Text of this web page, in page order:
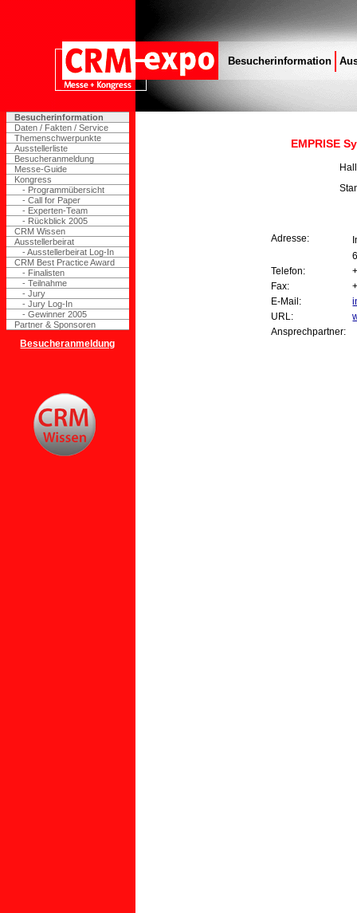
Besucherinformation
Besucherinformation
Daten / Fakten / Service
Themenschwerpunkte
Ausstellerliste
Besucheranmeldung
Messe-Guide
Kongress
- Programmübersicht
- Call for Paper
- Experten-Team
- Rückblick 2005
CRM Wissen
Ausstellerbeirat
- Ausstellerbeirat Log-In
CRM Best Practice Award
- Finalisten
- Teilnahme
- Jury
- Jury Log-In
- Gewinner 2005
Partner & Sponsoren
Besucheranmeldung
EMPRISE
Adresse:
Telefon:
Fax:
E-Mail:
URL:
Ansprechpartner: